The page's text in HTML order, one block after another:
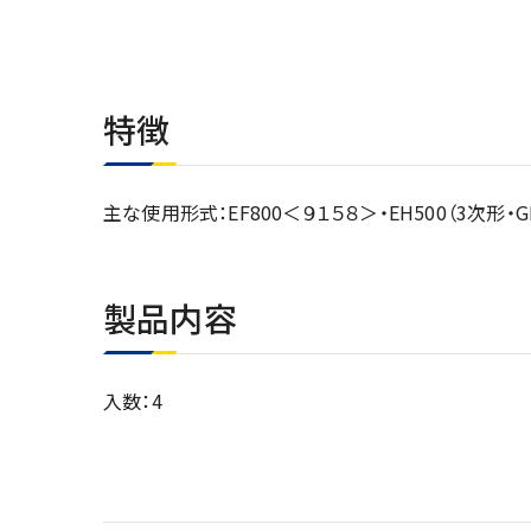
特徴
主な使用形式：EF800＜９１５８＞・EH500（3次形・
製品内容
入数：4